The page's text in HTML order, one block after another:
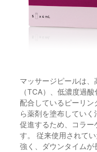
マッサージピールは
（TCA）、低濃度過
配合しているピーリ
ら薬剤を塗布してい
促進するため、コラー
す。 従来使用されていたピーリング剤のTCAは刺激が
強く、ダウンタイムが